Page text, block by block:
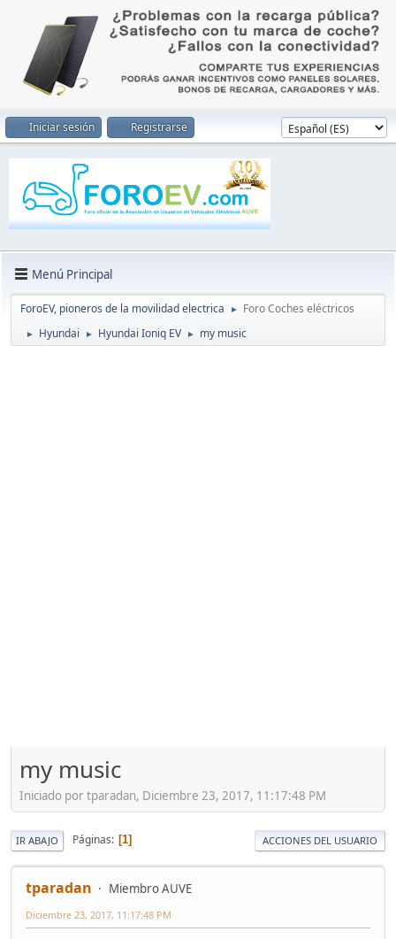
Iniciar sesión Registrarse
Menú Principal
ForoEV, pioneros de la movilidad electrica ► Foro Coches eléctricos
► Hyundai ► Hyundai Ioniq EV ► my music
my music
Iniciado por tparadan, Diciembre 23, 2017, 11:17:48 PM
IR ABAJO Páginas 1 ACCIONES DEL USUARIO
tparadan Miembro AUVE
Diciembre 23, 2017, 11:17:48 PM